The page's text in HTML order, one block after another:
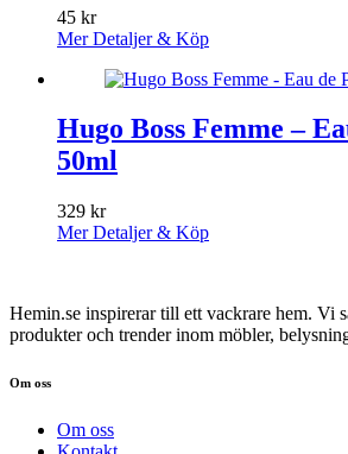
45 kr
Mer Detaljer & Köp
Hugo Boss Femme –
50ml
329 kr
Mer Detaljer & Köp
Hemin.se inspirerar till ett vackrare hem. Vi
produkter och trender inom möbler,
Om oss
Om oss